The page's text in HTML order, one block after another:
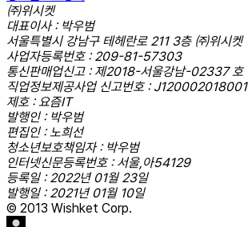
㈜위시켓
대표이사 : 박우범
서울특별시 강남구 테헤란로 211 3층 ㈜위시켓
사업자등록번호 : 209-81-57303
통신판매업신고 : 제2018-서울강남-02337 호
직업정보제공사업 신고번호 :
제호 : 요즘IT
발행인 : 박우범
편집인 : 노희선
청소년보호책임자 : 박우범
인터넷신문등록번호 : 서울,아54129
등록일 : 2022년 01월 23일
발행일 : 2021년 01월 10일
© 2013 Wishket Corp.